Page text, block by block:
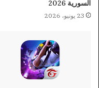
السورية 2026
23 يونيو، 2026